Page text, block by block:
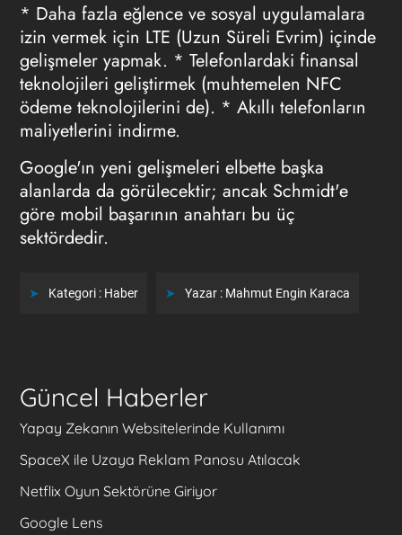
* Daha fazla eğlence ve sosyal uygulamalara
izin vermek için LTE (Uzun Süreli Evrim) içinde
gelişmeler yapmak. * Telefonlardaki finansal
teknolojileri geliştirmek (muhtemelen NFC
ödeme teknolojilerini de). * Akıllı telefonların
maliyetlerini indirme.
Google'ın yeni gelişmeleri elbette başka
alanlarda da görülecektir; ancak Schmidt'e
göre mobil başarının anahtarı bu üç
sektördedir.
Kategori : Haber Yazar : Mahmut Engin Karaca
Güncel Haberler
Yapay Zekanın Websitelerinde Kullanımı
SpaceX ile Uzaya Reklam Panosu Atılacak
Netflix Oyun Sektörüne Giriyor
Google Lens